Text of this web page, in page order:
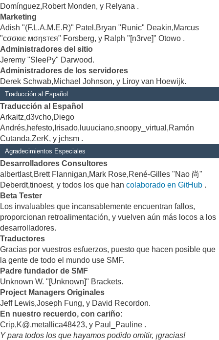
Domínguez,Robert Monden, y Relyana .
Marketing
Adish "(F.L.A.M.E.R)" Patel,Bryan "Runic" Deakin,Marcus
"cσσкιє мσηѕтєя" Forsberg, y Ralph "[n3rve]" Otowo .
Administradores del sitio
Jeremy "SleePy" Darwood.
Administradores de los servidores
Derek Schwab,Michael Johnson, y Liroy van Hoewijk.
Traducción al Español
Traducción al Español
Arkaitz,d3vcho,Diego
Andrés,hefesto,Irisado,luuuciano,snoopy_virtual,Ramón
Cutanda,ZerK, y jchsm .
Agradecimientos Especiales
Desarrolladores Consultores
albertlast,Brett Flannigan,Mark Rose,René-Gilles "Nao 尚"
Deberdt,tinoest, y todos los que han colaborado en GitHub .
Beta Tester
Los invaluables que incansablemente encuentran fallos,
proporcionan retroalimentación, y vuelven aún más locos a los
desarrolladores.
Traductores
Gracias por vuestros esfuerzos, puesto que hacen posible que
la gente de todo el mundo use SMF.
Padre fundador de SMF
Unknown W. "[Unknown]" Brackets.
Project Managers Originales
Jeff Lewis,Joseph Fung, y David Recordon.
En nuestro recuerdo, con cariño:
Crip,K@,metallica48423, y Paul_Pauline .
Y para todos los que hayamos podido omitir, ¡gracias!